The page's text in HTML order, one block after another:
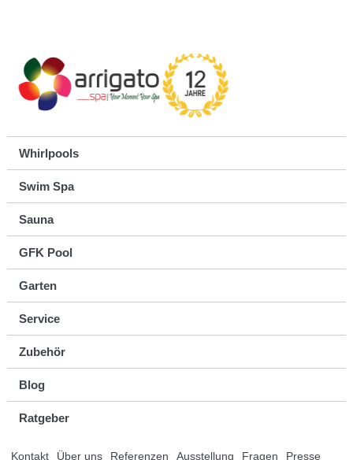
Whirlpools
Swim Spa
Sauna
GFK Pool
Garten
Service
Zubehör
Blog
Ratgeber
Kontakt Über uns Referenzen Ausstellung Fragen
Presse